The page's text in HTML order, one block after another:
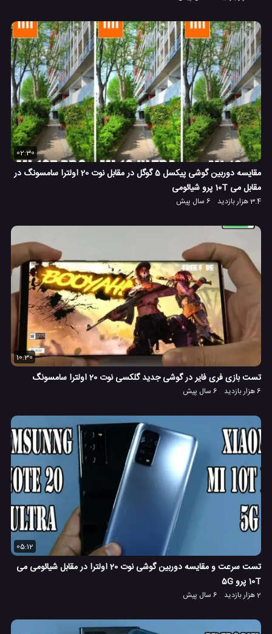
02:30
مقایسه دوربین گوشی پیکسل 5 گوگل در مقابل نوت 20 اولترا سامسونگ در
مقابل می 10T پرو شیائومی
3.4 هزار بازدید 6 سال پیش
10:30
تست بازی فری فایر در گوشی جدید گلکسی نوت 20 اولترا سامسونگ
6 هزار بازدید 6 سال پیش
05:12
تست سرعت و مقایسه دوربین گوشی نوت 20 اولترا در مقابل شیائومی می
10T پرو 5G
2 هزار بازدید 6 سال پیش